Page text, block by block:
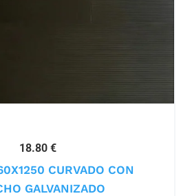
18.80 €
CURVADO CON
GALVANIZADO